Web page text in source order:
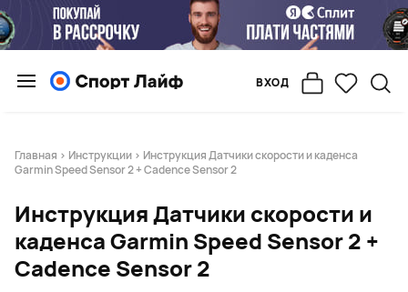
ВХОД
Главная > Инструкции > Инструкция Датчики скорости и каденса
Garmin Speed Sensor 2 + Cadence Sensor 2
Инструкция Датчики скорости и
каденса Garmin Speed Sensor 2 +
Cadence Sensor 2